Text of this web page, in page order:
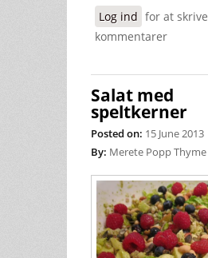
Log ind for at skrive
kommentarer
Salat med
speltkerner
Posted on: 15 June 2013
By: Merete Popp Thyme